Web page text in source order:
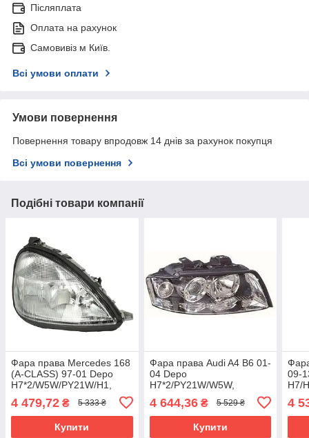
Післяплата
Оплата на рахунок
Самовивіз м Київ.
Всі умови оплати
Умови повернення
Повернення товару впродовж 14 днів за рахунок покупця
Всі умови повернення
Подібні товари компанії
Фара права Mercedes 168
(A-CLASS) 97-01 Depo
H7*2/W5W/PY21W/H1,
4 479,72 ₴ 5 333 ₴
Купити
Фара права Audi A4 B6 01-
04 Depo
H7*2/PY21W/W5W,
4 644,36₴ 5 529 ₴
Купити
09-
H7/
4